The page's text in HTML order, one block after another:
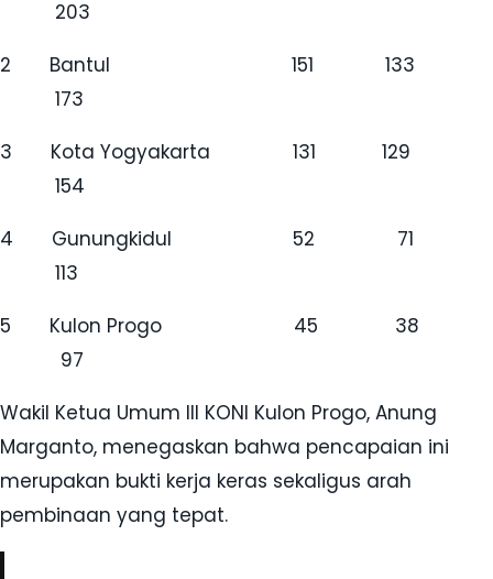
203
2 Bantul 151 133
173
3 Kota Yogyakarta 131 129
154
4 Gunungkidul 52 71
113
5 Kulon Progo 45 38
97
Wakil Ketua Umum III KONI Kulon Progo, Anung
Marganto, menegaskan bahwa pencapaian ini
merupakan bukti kerja keras sekaligus arah
pembinaan yang tepat.